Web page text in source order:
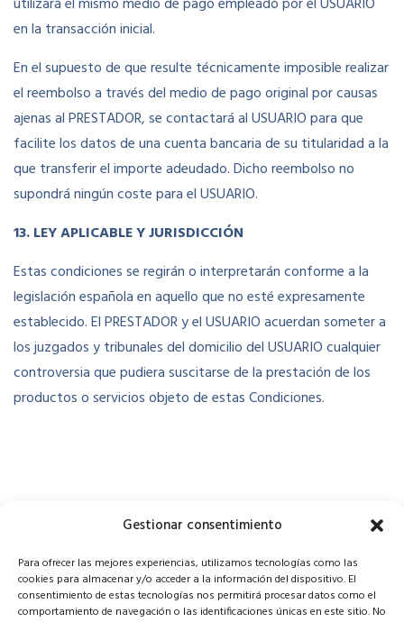
Gestionar consentimiento
Para ofrecer las mejores experiencias, utilizamos tecnologías como las
cookies para almacenar y/o acceder a la información del dispositivo. El
consentimiento de estas tecnologías nos permitirá procesar datos como el
comportamiento de navegación o las identificaciones únicas en este sitio. No
en la transacción inicial.
En el supuesto de que resulte técnicamente imposible realizar
el reembolso a través del medio de pago original por causas
ajenas al PRESTADOR, se contactará al USUARIO para que
facilite los datos de una cuenta bancaria de su titularidad a la
que transferir el importe adeudado. Dicho reembolso no
supondrá ningún coste para el USUARIO.
13. LEY APLICABLE Y JURISDICCIÓN
Estas condiciones se regirán o interpretarán conforme a la
legislación española en aquello que no esté expresamente
establecido. El PRESTADOR y el USUARIO acuerdan someter a
los juzgados y tribunales del domicilio del USUARIO cualquier
controversia que pudiera suscitarse de la prestación de los
productos o servicios objeto de estas Condiciones.